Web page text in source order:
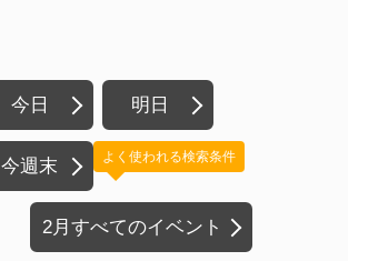
今日 明日
今週末
2月すべてのイベント
よく使われる検索条件